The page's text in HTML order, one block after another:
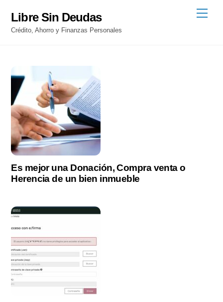
content
Libre Sin Deudas
Crédito, Ahorro y Finanzas Personales
Es mejor una Donación, Compra venta o
Herencia de un bien inmueble